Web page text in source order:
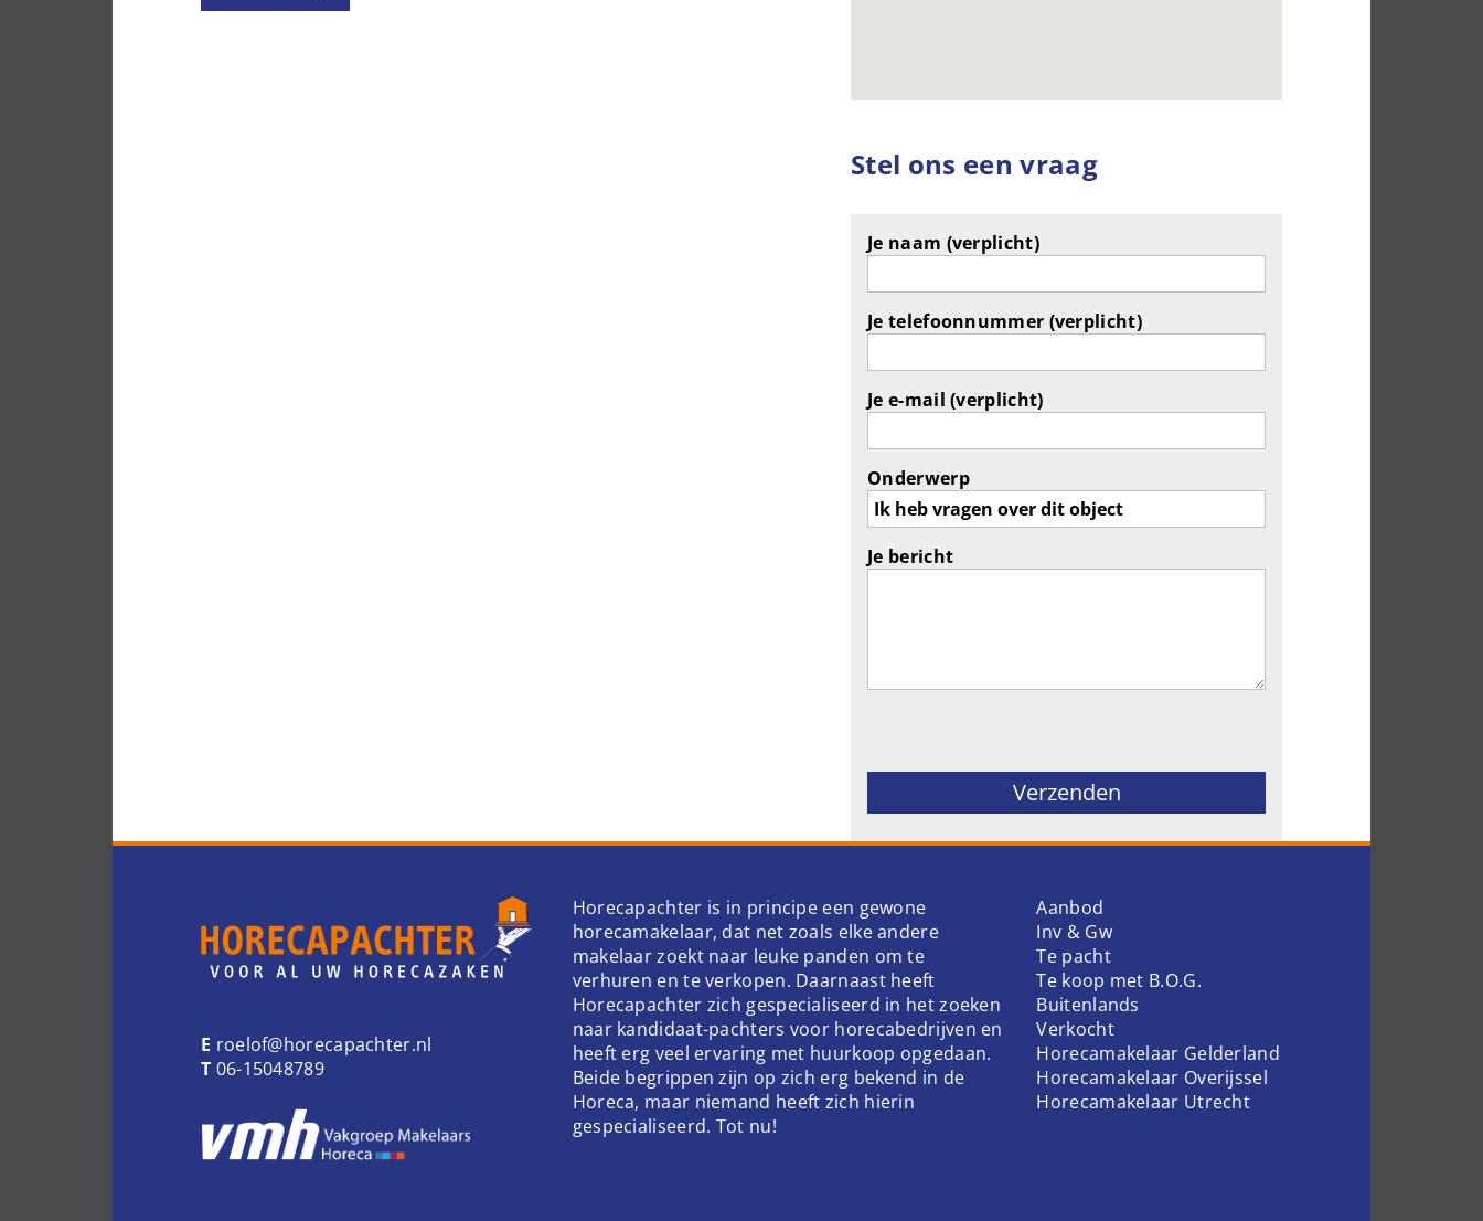
Stel ons een vraag
Je naam (verplicht)
Je telefoonnummer (verplicht)
Je e-mail (verplicht)
Onderwerp
Je bericht
E roelof@horecapachter.nl
T 06-15048789
Horecapachter is in principe een gewone
horecamakelaar, dat net zoals elke andere
makelaar zoekt naar leuke panden om te
verhuren en te verkopen. Daarnaast heeft
Horecapachter zich gespecialiseerd in het zoeken
naar kandidaat-pachters voor horecabedrijven en
heeft erg veel ervaring met huurkoop opgedaan.
Beide begrippen zijn op zich erg bekend in de
Horeca, maar niemand heeft zich hierin
gespecialiseerd. Tot nu!
Aanbod
Inv & Gw
Te pacht
Te koop met B.O.G.
Buitenlands
Verkocht
Horecamakelaar Gelderland
Horecamakelaar Overijssel
Horecamakelaar Utrecht